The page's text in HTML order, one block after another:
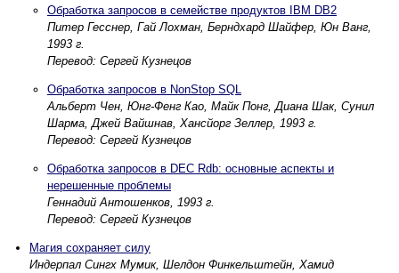
Обработка запросов в семействе продуктов IBM DB2
Питер Гесснер, Гай Лохман, Берндхард Шайфер, Юн Ванг,
1993 г.
Перевод: Сергей Кузнецов
Обработка запросов в NonStop SQL
Альберт Чен, Юнг-Фенг Као, Майк Понг, Диана Шак, Сунил
Шарма, Джей Вайшнав, Хансйорг Зеллер, 1993 г.
Перевод: Сергей Кузнецов
Обработка запросов в DEC Rdb: основные аспекты и
нерешенные проблемы
Геннадий Антошенков, 1993 г.
Перевод: Сергей Кузнецов
Магия сохраняет силу
Индерпал Сингх Мумик, Шелдон Финкельштейн, Хамид